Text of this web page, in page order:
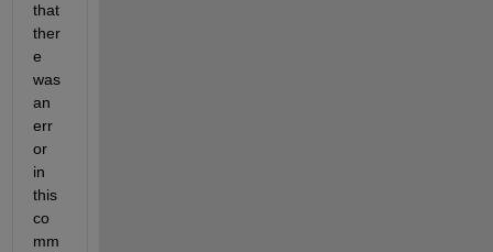
that
ther
e
was
an
err
or
in
this
co
mm